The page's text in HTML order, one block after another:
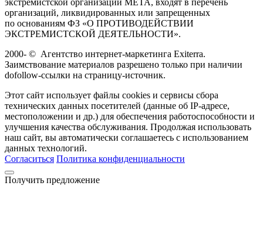
экстремистской организации META, входят в перечень
организаций, ликвидированных или запрещенных
по основаниям ФЗ «О ПРОТИВОДЕЙСТВИИ
ЭКСТРЕМИСТСКОЙ ДЕЯТЕЛЬНОСТИ».
2000- © Агентство интернет-маркетинга Exiterra.
Заимствование материалов разрешено только при наличии
dofollow-ссылки на страницу-источник.
Этот сайт использует файлы cookies и сервисы сбора
технических данных посетителей (данные об IP-адресе,
местоположении и др.) для обеспечения работоспособности и
улучшения качества обслуживания. Продолжая использовать
наш сайт, вы автоматически соглашаетесь с использованием
данных технологий.
Согласиться Политика конфиденциальности
Получить предложение